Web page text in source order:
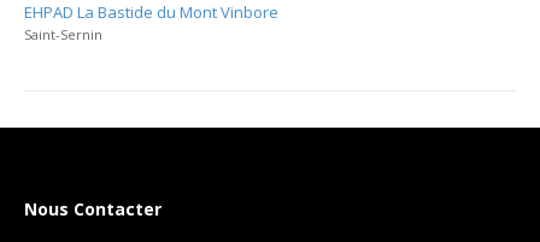
EHPAD La Bastide du Mont Vinbore
Saint-Sernin
Nous Contacter